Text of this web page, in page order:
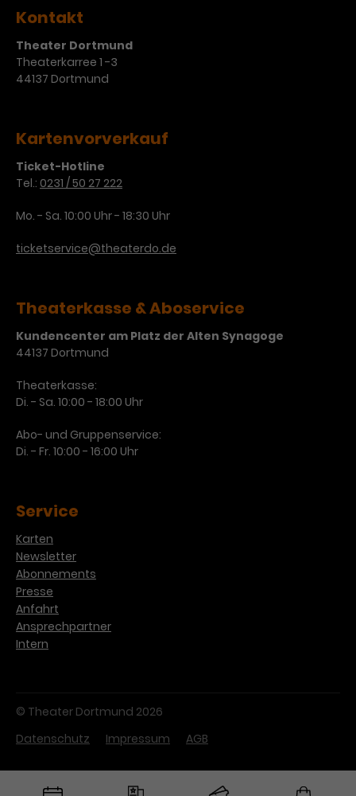
Zweck
personalisierter Werbung und
misst die Wirksamkeit von
Kontakt
Theater Dortmund
Theaterkarree 1 -3
44137 Dortmund
Kartenvorverkauf
Ticket-Hotline
Tel.: 0231 / 50 27 222
Mo. - Sa. 10:00 Uhr - 18:30 Uhr
ticketservice@theaterdo.de
Theaterkasse & Aboservice
Kundencenter am Platz der Alten Synagoge
44137 Dortmund
Theaterkasse:
Di. - Sa. 10:00 - 18:00 Uhr
Abo- und Gruppenservice:
Di. - Fr. 10:00 - 16:00 Uhr
Service
Karten
Newsletter
Abonnements
Presse
Anfahrt
Ansprechpartner
Intern
© Theater Dortmund 2026
Datenschutz
Impressum AGB